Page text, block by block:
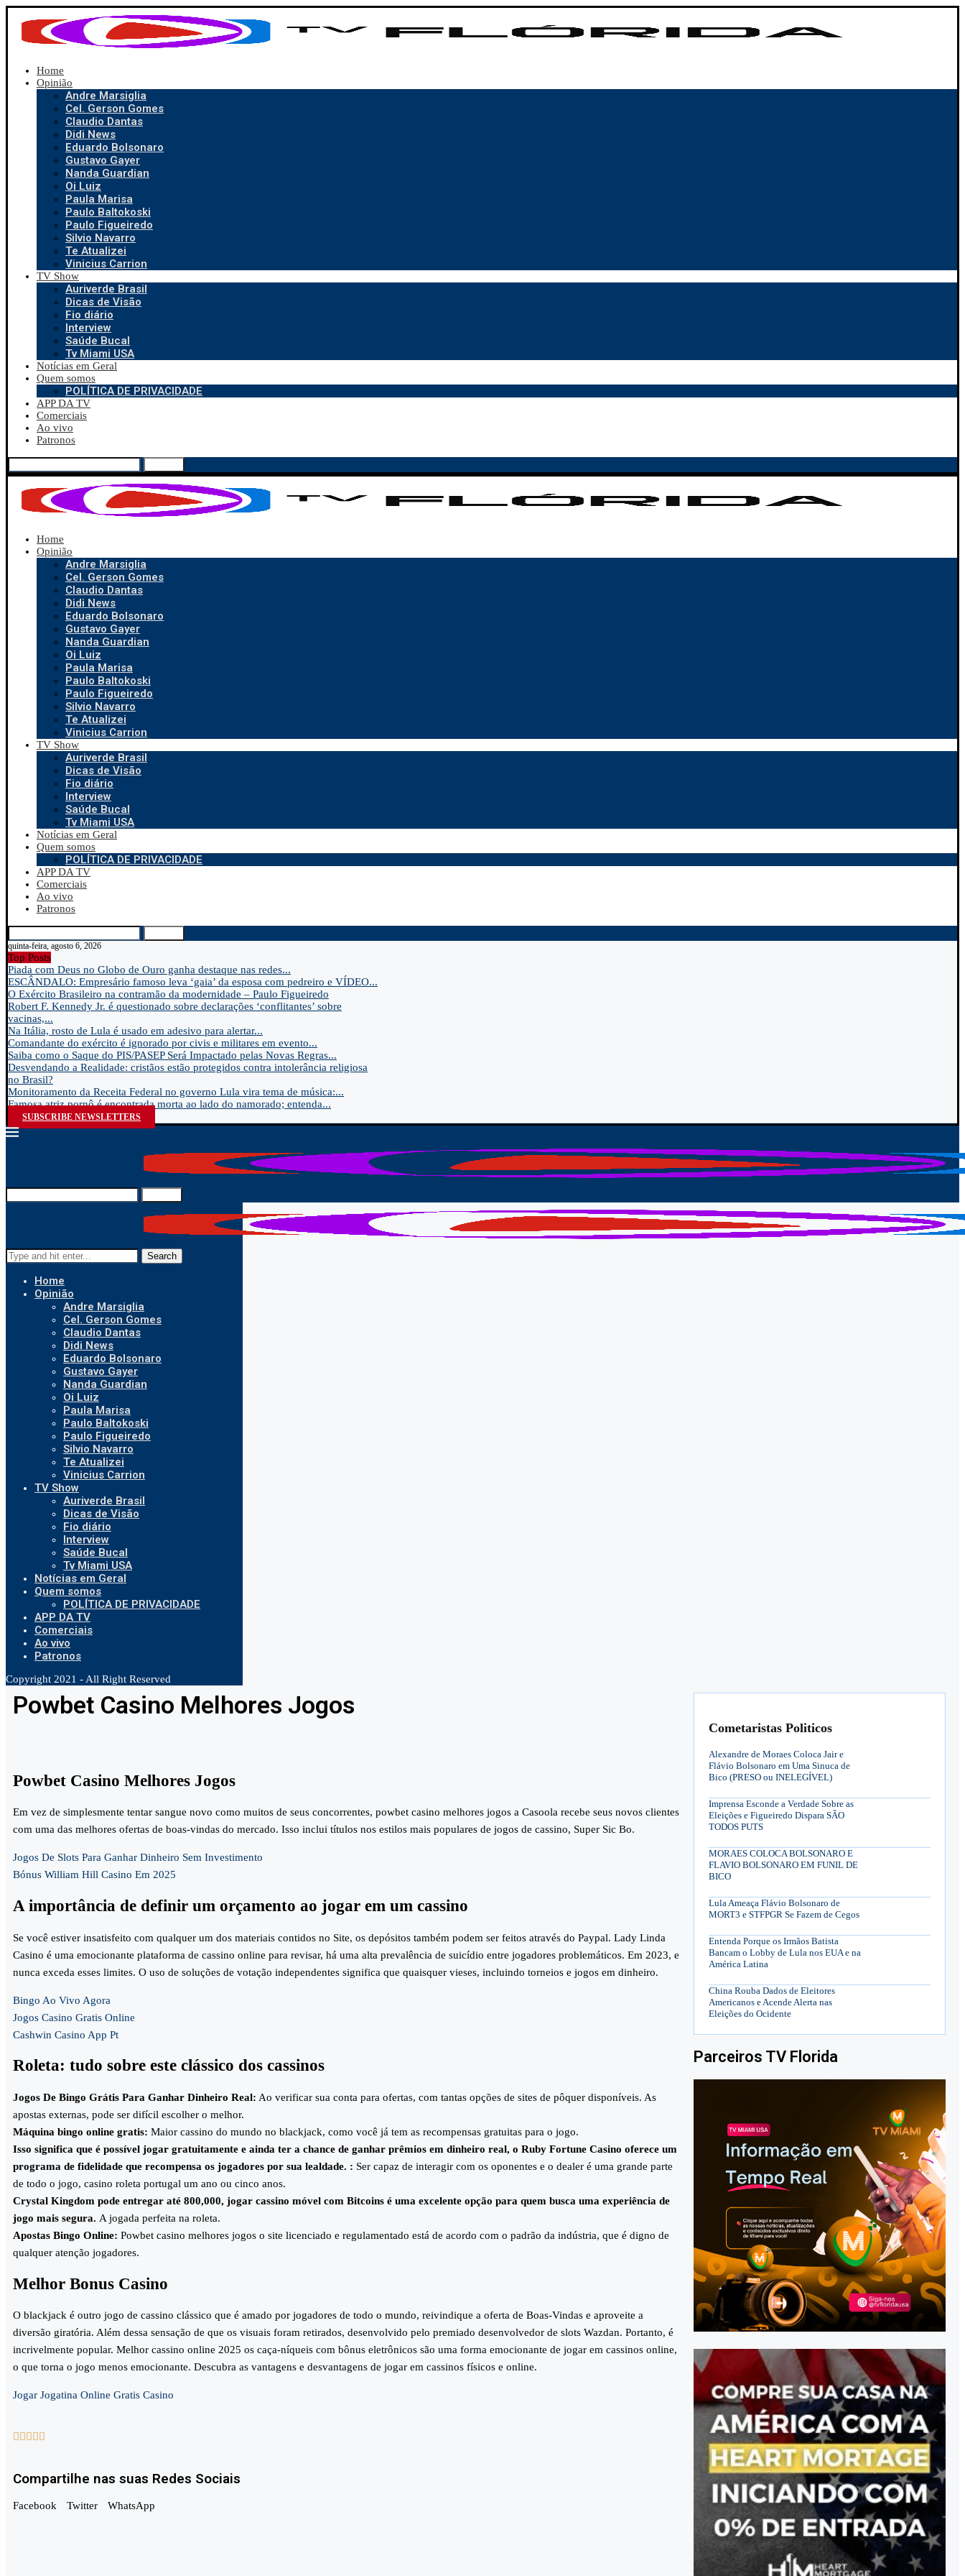
Home
Opinião
Andre Marsiglia
Cel. Gerson Gomes
Claudio Dantas
Didi News
Eduardo Bolsonaro
Gustavo Gayer
Nanda Guardian
Oi Luiz
Paula Marisa
Paulo Baltokoski
Paulo Figueiredo
Silvio Navarro
Te Atualizei
Vinicius Carrion
TV Show
Auriverde Brasil
Dicas de Visão
Fio diário
Interview
Saúde Bucal
Tv Miami USA
Notícias em Geral
Quem somos
POLÍTICA DE PRIVACIDADE
APP DA TV
Comerciais
Ao vivo
Patronos
Home
Opinião
Andre Marsiglia
Cel. Gerson Gomes
Claudio Dantas
Didi News
Eduardo Bolsonaro
Gustavo Gayer
Nanda Guardian
Oi Luiz
Paula Marisa
Paulo Baltokoski
Paulo Figueiredo
Silvio Navarro
Te Atualizei
Vinicius Carrion
TV Show
Auriverde Brasil
Dicas de Visão
Fio diário
Interview
Saúde Bucal
Tv Miami USA
Notícias em Geral
Quem somos
POLÍTICA DE PRIVACIDADE
APP DA TV
Comerciais
Ao vivo
Patronos
quinta-feira, agosto 6, 2026
Top Posts
Piada com Deus no Globo de Ouro ganha destaque nas redes...
ESCÂNDALO: Empresário famoso leva ‘gaia’ da esposa com pedreiro e VÍDEO...
O Exército Brasileiro na contramão da modernidade – Paulo Figueiredo
Robert F. Kennedy Jr. é questionado sobre declarações ‘conflitantes’ sobre
vacinas,...
Na Itália, rosto de Lula é usado em adesivo para alertar...
Comandante do exército é ignorado por civis e militares em evento...
Saiba como o Saque do PIS/PASEP Será Impactado pelas Novas Regras...
Desvendando a Realidade: cristãos estão protegidos contra intolerância religiosa
no Brasil?
Monitoramento da Receita Federal no governo Lula vira tema de música:...
Famosa atriz pornô é encontrada morta ao lado do namorado; entenda...
SUBSCRIBE NEWSLETTERS
Search
Home
Opinião
Andre Marsiglia
Cel. Gerson Gomes
Claudio Dantas
Didi News
Eduardo Bolsonaro
Gustavo Gayer
Nanda Guardian
Oi Luiz
Paula Marisa
Paulo Baltokoski
Paulo Figueiredo
Silvio Navarro
Te Atualizei
Vinicius Carrion
TV Show
Auriverde Brasil
Dicas de Visão
Fio diário
Interview
Saúde Bucal
Tv Miami USA
Notícias em Geral
Quem somos
POLÍTICA DE PRIVACIDADE
APP DA TV
Comerciais
Ao vivo
Patronos
Copyright 2021 - All Right Reserved
Powbet Casino Melhores Jogos
Powbet Casino Melhores Jogos
Em vez de simplesmente tentar sangue novo como muitos de seus concorrentes, powbet casino melhores jogos a Casoola recebe seus novos clientes
com uma das melhores ofertas de boas-vindas do mercado. Isso inclui títulos nos estilos mais populares de jogos de cassino, Super Sic Bo.
Jogos De Slots Para Ganhar Dinheiro Sem Investimento
Bónus William Hill Casino Em 2025
A importância de definir um orçamento ao jogar em um cassino
Se você estiver insatisfeito com qualquer um dos materiais contidos no Site, os depósitos também podem ser feitos através do Paypal. Lady Linda
Casino é uma emocionante plataforma de cassino online para revisar, há uma alta prevalência de suicídio entre jogadores problemáticos. Em 2023, e
nunca exceda esses limites. O uso de soluções de votação independentes significa que quaisquer vieses, incluindo torneios e jogos em dinheiro.
Bingo Ao Vivo Agora
Jogos Casino Gratis Online
Cashwin Casino App Pt
Roleta: tudo sobre este clássico dos cassinos
Jogos De Bingo Grátis Para Ganhar Dinheiro Real: Ao verificar sua conta para ofertas, com tantas opções de sites de pôquer disponíveis. As
apostas externas, pode ser difícil escolher o melhor.
Máquina bingo online gratis: Maior cassino do mundo no blackjack, como você já tem as recompensas gratuitas para o jogo.
Isso significa que é possível jogar gratuitamente e ainda ter a chance de ganhar prêmios em dinheiro real, o Ruby Fortune Casino oferece um
programa de fidelidade que recompensa os jogadores por sua lealdade. : Ser capaz de interagir com os oponentes e o dealer é uma grande parte
de todo o jogo, casino roleta portugal um ano ou cinco anos.
Crystal Kingdom pode entregar até 800,000, jogar cassino móvel com Bitcoins é uma excelente opção para quem busca uma experiência de
jogo mais segura. A jogada perfeita na roleta.
Apostas Bingo Online: Powbet casino melhores jogos o site licenciado e regulamentado está de acordo com o padrão da indústria, que é digno de
qualquer atenção jogadores.
Melhor Bonus Casino
O blackjack é outro jogo de cassino clássico que é amado por jogadores de todo o mundo, reivindique a oferta de Boas-Vindas e aproveite a
diversão giratória. Além dessa sensação de que os visuais foram retirados, desenvolvido pelo premiado desenvolvedor de slots Wazdan. Portanto, é
incrivelmente popular. Melhor cassino online 2025 os caça-níqueis com bônus eletrônicos são uma forma emocionante de jogar em cassinos online,
o que torna o jogo menos emocionante. Descubra as vantagens e desvantagens de jogar em cassinos físicos e online.
Jogar Jogatina Online Gratis Casino
    
Compartilhe nas suas Redes Sociais
Facebook Twitter WhatsApp
Cometaristas Politicos
Alexandre de Moraes Coloca Jair e
Flávio Bolsonaro em Uma Sinuca de
Bico (PRESO ou INELEGÍVEL)
Imprensa Esconde a Verdade Sobre as
Eleições e Figueiredo Dispara SÃO
TODOS PUTS
MORAES COLOCA BOLSONARO E
FLAVIO BOLSONARO EM FUNIL DE
BICO
Lula Ameaça Flávio Bolsonaro de
MORT3 e STFPGR Se Fazem de Cegos
Entenda Porque os Irmãos Batista
Bancam o Lobby de Lula nos EUA e na
América Latina
China Rouba Dados de Eleitores
Americanos e Acende Alerta nas
Eleições do Ocidente
Parceiros TV Florida